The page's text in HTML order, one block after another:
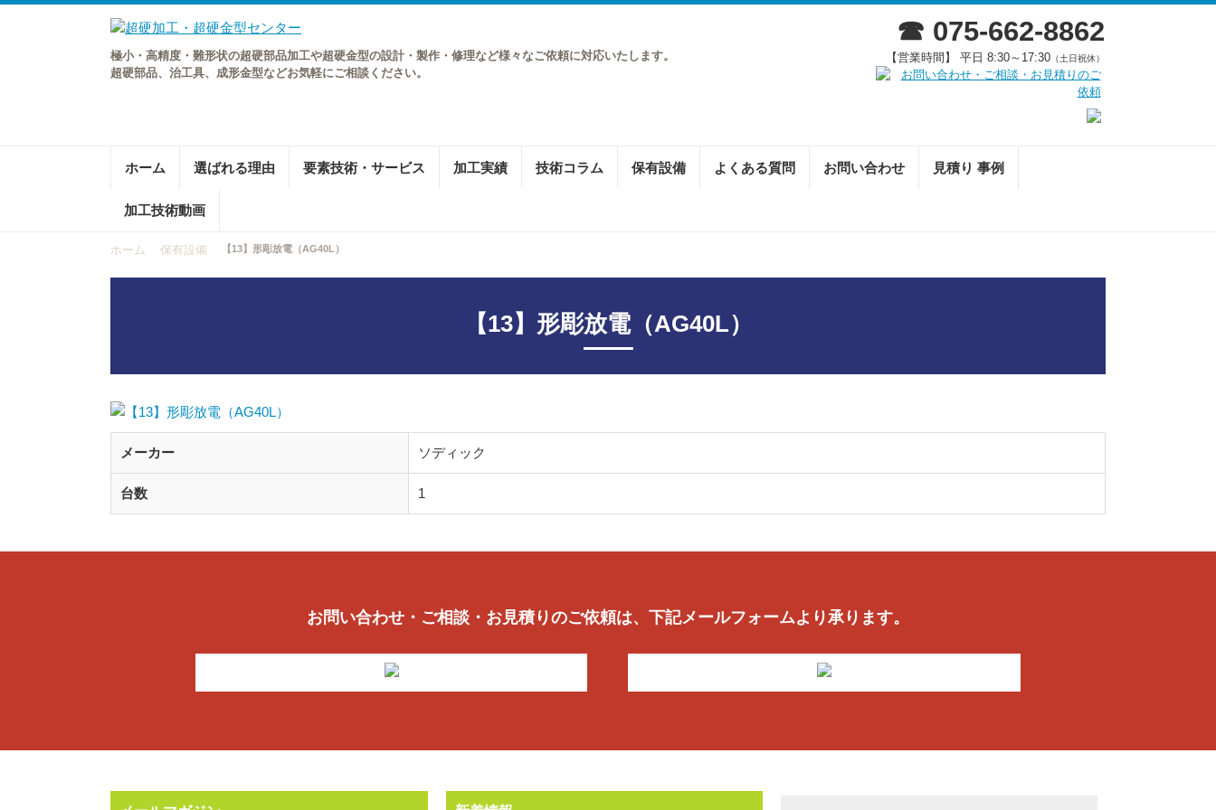
極小・高精度・難形状の超硬部品加工や超硬金型の設計・製作・修理など様々なご依頼に対応いたします。
超硬部品、治工具、成形金型などお気軽にご相談ください。
☎ 075-662-8862
【営業時間】 平日 8:30～17:30（土日祝休）
ホーム 選ばれる理由 要素技術・サービス 加工実績 技術コラム 保有設備 よくある質問 お問い合わせ 見積り 事例
加工技術動画
ホーム 保有設備 【13】形彫放電（AG40L）
【13】形彫放電（AG40L）
メーカー ソディック
台数 1
お問い合わせ・ご相談・お見積りのご依頼は、下記メールフォームより承ります。